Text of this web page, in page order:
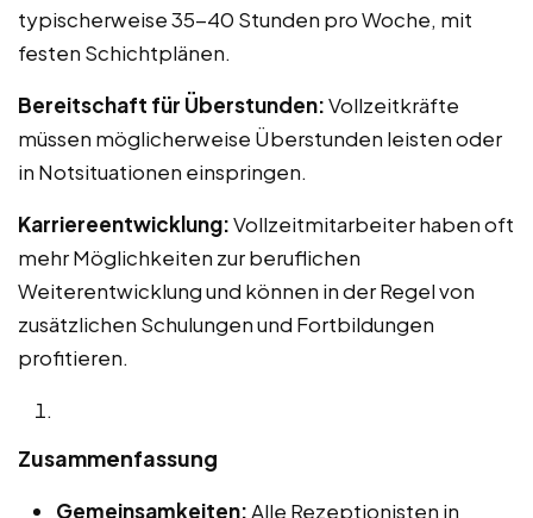
typischerweise 35-40 Stunden pro Woche, mit
festen Schichtplänen.
Bereitschaft für Überstunden:Vollzeitkräfte
müssen möglicherweise Überstunden leisten oder
in Notsituationen einspringen.
Karriereentwicklung:Vollzeitmitarbeiter haben oft
mehr Möglichkeiten zur beruflichen
Weiterentwicklung und können in der Regel von
zusätzlichen Schulungen und Fortbildungen
profitieren.
Zusammenfassung
Gemeinsamkeiten:Alle Rezeptionisten in